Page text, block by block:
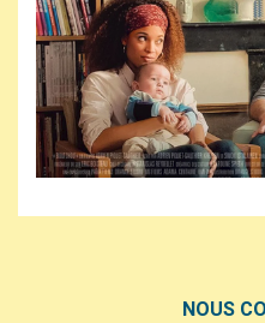
NOUS